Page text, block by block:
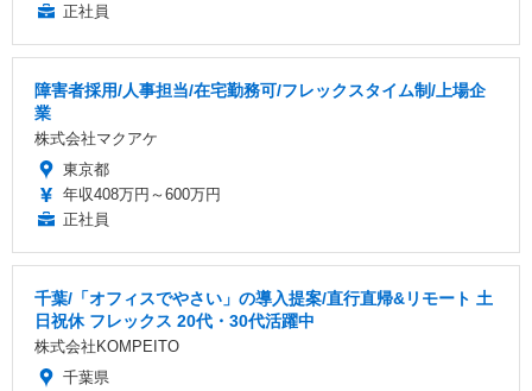
正社員
障害者採用/人事担当/在宅勤務可/フレックスタイム制/上場企
業
株式会社マクアケ
東京都
年収408万円～600万円
正社員
千葉/「オフィスでやさい」の導入提案/直行直帰&リモート 土
日祝休 フレックス 20代・30代活躍中
株式会社KOMPEITO
千葉県